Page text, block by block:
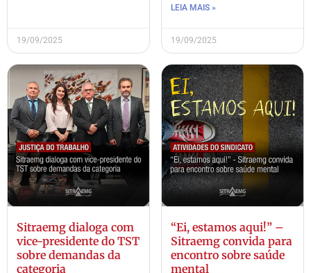
19/09/2025
LEIA MAIS »
19/09/2025
Sitraemg dialoga com
vice-presidente do TST
sobre demandas da
categoria
“Ei, estamos aqui!” –
Sitraemg convida para
encontro sobre saúde
mental